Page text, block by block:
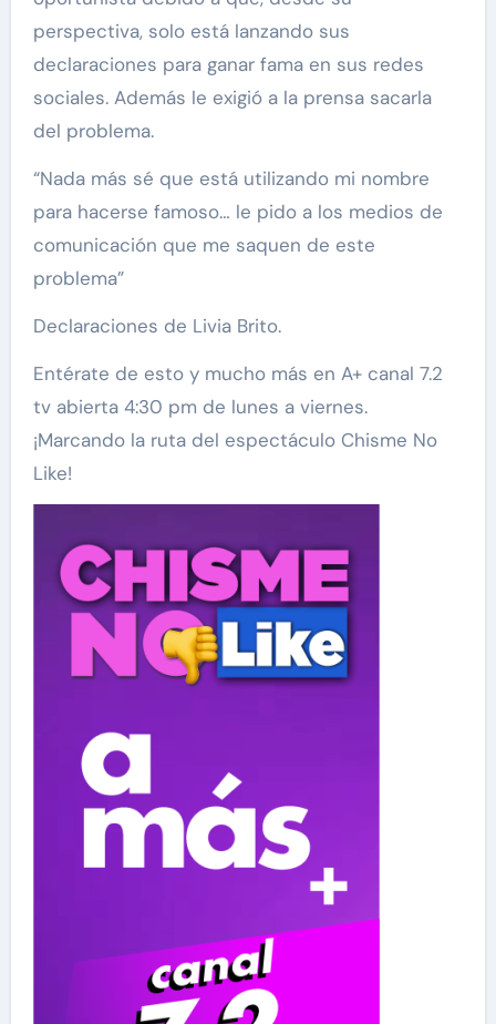
perspectiva, solo está lanzando sus
declaraciones para ganar fama en sus redes
sociales. Además le exigió a la prensa sacarla
del problema.
“Nada más sé que está utilizando mi nombre
para hacerse famoso… le pido a los medios de
comunicación que me saquen de este
problema”
Declaraciones de Livia Brito.
Entérate de esto y mucho más en A+ canal 7.2
tv abierta 4:30 pm de lunes a viernes.
¡Marcando la ruta del espectáculo Chisme No
Like!